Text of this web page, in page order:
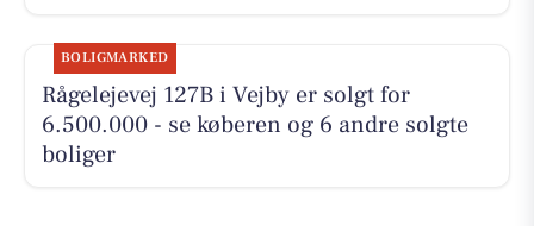
BOLIGMARKED
Rågelejevej 127B i Vejby er solgt for
6.500.000 - se køberen og 6 andre solgte
boliger